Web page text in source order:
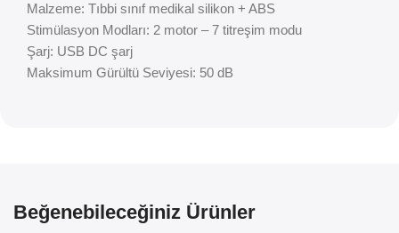
Malzeme: Tıbbi sınıf medikal silikon + ABS
Stimülasyon Modları: 2 motor – 7 titreşim modu
Şarj: USB DC şarj
Maksimum Gürültü Seviyesi: 50 dB
Beğenebileceğiniz Ürünler